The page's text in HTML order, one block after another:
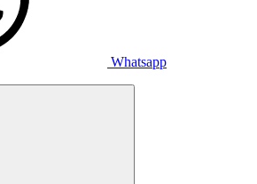
Whatsapp